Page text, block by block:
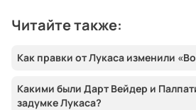
Читайте также:
Как правки от Лукаса изменили
Какими были Дарт Вейдер и
задумке Лукаса?